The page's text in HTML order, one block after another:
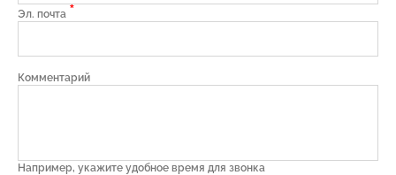
Эл. почта *
Комментарий
Например, укажите удобное время для звонка